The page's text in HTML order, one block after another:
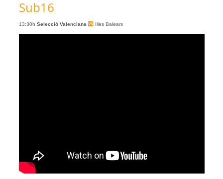
Sub16
13:30h Selecció Valenciana Illes Balears